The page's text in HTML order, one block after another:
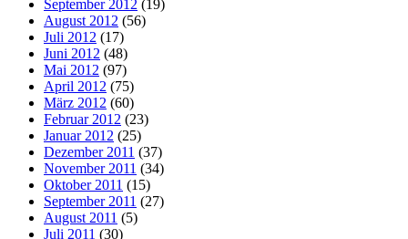
September 2012 (19)
August 2012 (56)
Juli 2012 (17)
Juni 2012 (48)
Mai 2012 (97)
April 2012 (75)
März 2012 (60)
Februar 2012 (23)
Januar 2012 (25)
Dezember 2011 (37)
November 2011 (34)
Oktober 2011 (15)
September 2011 (27)
August 2011 (5)
Juli 2011 (30)